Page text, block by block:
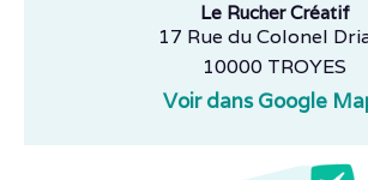
Le Rucher Créatif
17 Rue du Colonel
10000 TROYES
Voir dans Google